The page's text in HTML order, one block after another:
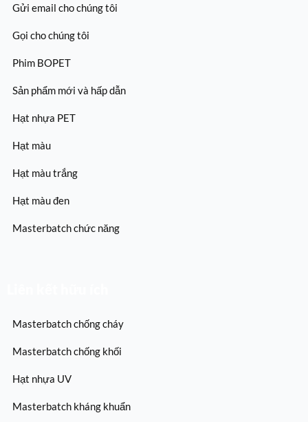
Gửi email cho chúng tôi
Gọi cho chúng tôi
Phim BOPET
Sản phẩm mới và hấp dẫn
Hạt nhựa PET
Hạt màu
Hạt màu trắng
Hạt màu đen
Masterbatch chức năng
Masterbatch chống cháy
Masterbatch chống khối
Hạt nhựa UV
Masterbatch kháng khuẩn